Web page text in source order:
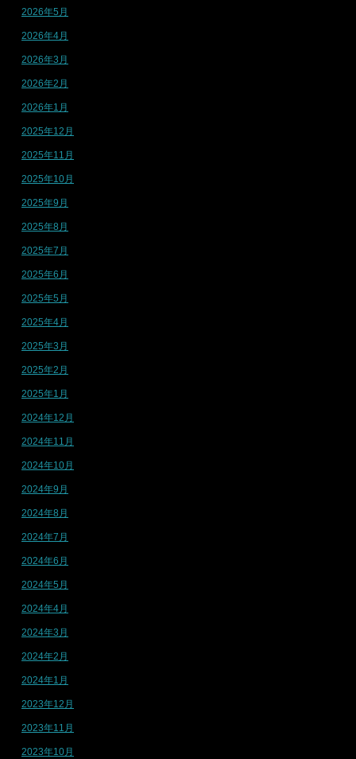
2026年5月
2026年4月
2026年3月
2026年2月
2026年1月
2025年12月
2025年11月
2025年10月
2025年9月
2025年8月
2025年7月
2025年6月
2025年5月
2025年4月
2025年3月
2025年2月
2025年1月
2024年12月
2024年11月
2024年10月
2024年9月
2024年8月
2024年7月
2024年6月
2024年5月
2024年4月
2024年3月
2024年2月
2024年1月
2023年12月
2023年11月
2023年10月